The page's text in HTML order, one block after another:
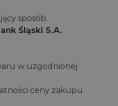
sposób:
Śląski S.A.
w uzgodnionej
ceny zakupu